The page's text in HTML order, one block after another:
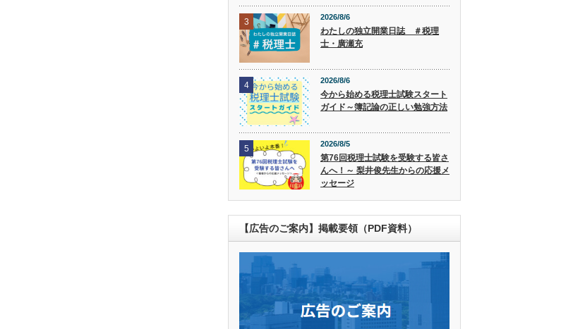
3 2026/8/6
わたしの独立開業日誌 ＃税理
士・廣瀬充
4 2026/8/6
今から始める税理士試験スタート
ガイド～簿記論の正しい勉強方法
5 2026/8/5
第76回税理士試験を受験する皆さ
んへ！～ 梨井俊先生からの応援メ
ッセージ
【広告のご案内】掲載要領（PDF資料）